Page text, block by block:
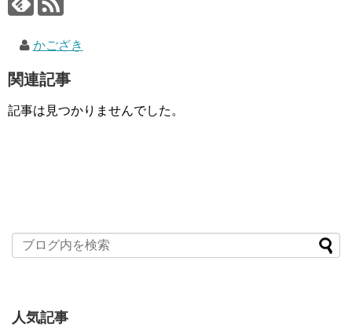
かござき
関連記事
記事は見つかりませんでした。
人気記事